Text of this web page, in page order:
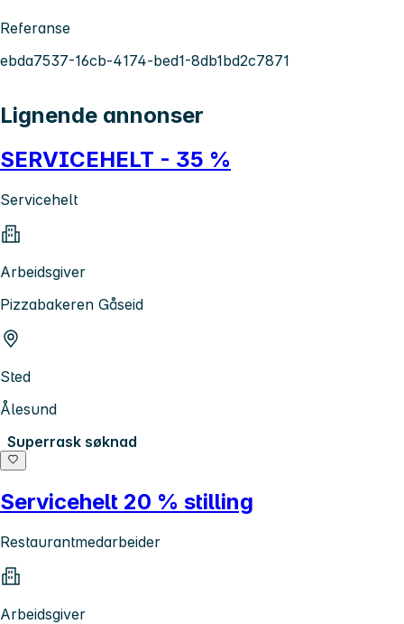
Referanse
ebda7537-16cb-4174-bed1-8db1bd2c7871
Lignende annonser
SERVICEHELT - 35 %
Servicehelt
Arbeidsgiver
Pizzabakeren Gåseid
Sted
Ålesund
Superrask søknad
Servicehelt 20 % stilling
Restaurantmedarbeider
Arbeidsgiver